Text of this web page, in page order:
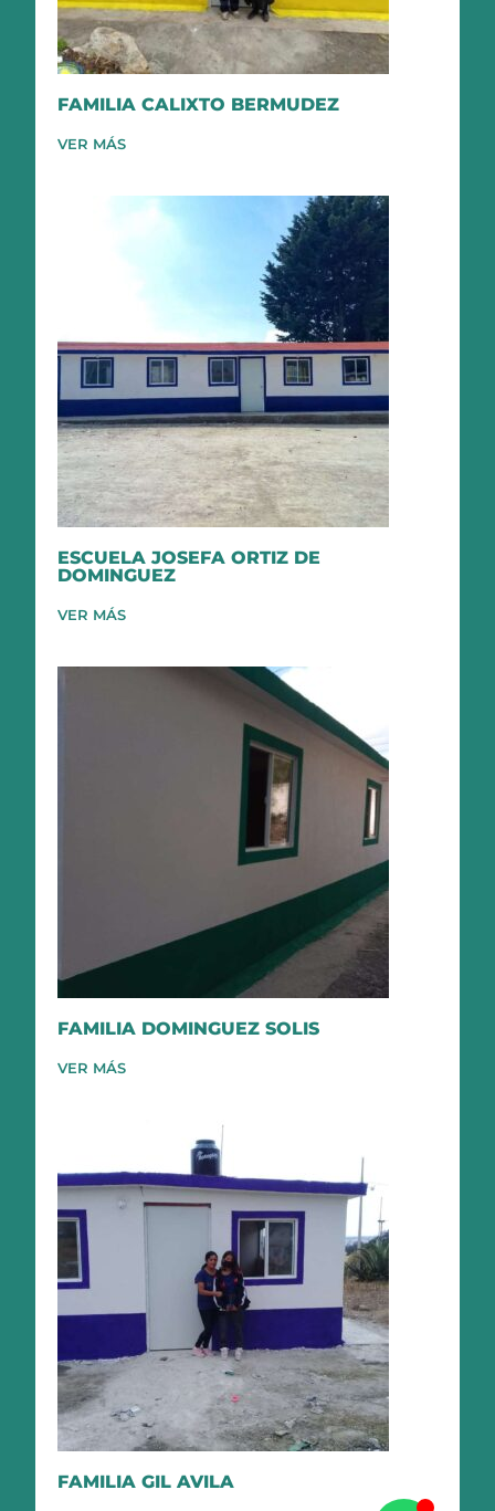
FAMILIA CALIXTO BERMUDEZ
VER MÁS
ESCUELA JOSEFA ORTIZ DE
DOMINGUEZ
VER MÁS
FAMILIA DOMINGUEZ SOLIS
VER MÁS
FAMILIA GIL AVILA